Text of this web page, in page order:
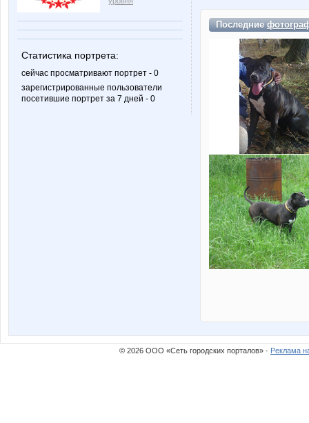
Статистика портрета:
сейчас просматривают портрет - 0
зарегистрированные пользователи
посетившие портрет за 7 дней - 0
Последние
© 2026 ООО «Сеть городских порталов» · Реклама